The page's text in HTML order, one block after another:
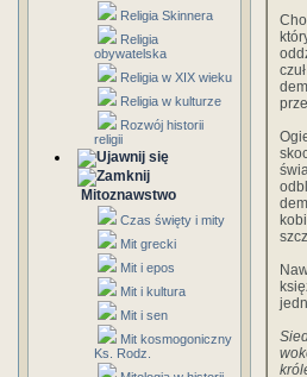
Religia Skinnera
Religia
obywatelska
Religia w XIX wieku
Religia w kulturze
Rozwój historii
religii
Mitoznawstwo
Czas święty i mity
Mit grecki
Mit i epos
Mit i kultura
Mit i sen
Mit kosmogoniczny
Ks. Rodz.